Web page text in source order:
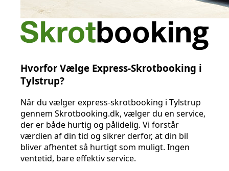
Hvorfor Vælge Express-Skrotbooking i
Tylstrup?
Når du vælger express-skrotbooking i Tylstrup
gennem Skrotbooking.dk, vælger du en service,
der er både hurtig og pålidelig. Vi forstår
værdien af din tid og sikrer derfor, at din bil
bliver afhentet så hurtigt som muligt. Ingen
ventetid, bare effektiv service.